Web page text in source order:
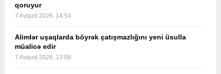
qoruyur
7 Avqust 2026, 14:54
Alimlər uşaqlarda böyrək çatışmazlığını yeni üsulla
müalicə edir
7 Avqust 2026, 13:08